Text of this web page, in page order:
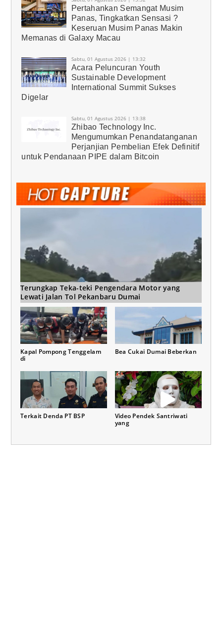
Pertahankan Semangat Musim
Panas, Tingkatkan Sensasi ?
Keseruan Musim Panas Makin
Memanas di Galaxy Macau
Sabtu, 01 Agustus 2026 | 13:32
Acara Peluncuran Youth
Sustainable Development
International Summit Sukses
Digelar
Sabtu, 01 Agustus 2026 | 13:38
Zhibao Technology Inc.
Mengumumkan Penandatanganan
Perjanjian Pembelian Efek Definitif
untuk Pendanaan PIPE dalam Bitcoin
Terungkap Teka-teki Pengendara Motor yang
Lewati Jalan Tol Pekanbaru Dumai
Kapal Pompong Tenggelam
di
Bea Cukai Dumai Beberkan
Terkait Denda PT BSP
Video Pendek Santriwati
yang